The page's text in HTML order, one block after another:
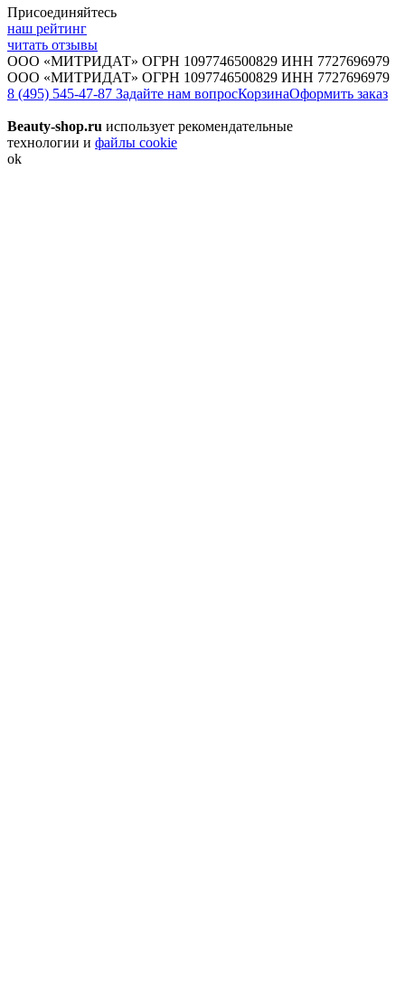
Присоединяйтесь
наш рейтинг
читать отзывы
ООО «МИТРИДАТ» ОГРН 1097746500829 ИНН 7727696979
ООО «МИТРИДАТ» ОГРН 1097746500829 ИНН 7727696979
8 (495) 545-47-87 Задайте нам вопросКорзинаОформить заказ
Beauty-shop.ru использует рекомендательные
технологии и файлы cookie
ok